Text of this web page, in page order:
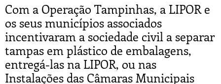
Com a Operação Tampinhas, a LIPOR e
os seus municípios associados
incentivaram a sociedade civil a separar
tampas em plástico de embalagens,
entregá-las na LIPOR, ou nas
Instalações das Câmaras Municipais